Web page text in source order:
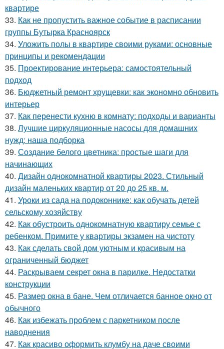
квартире
33. Как не пропустить важное событие в расписании
группы Бутырка Красноярск
34. Уложить полы в квартире своими руками: основные
принципы и рекомендации
35. Проектирование интерьера: самостоятельный
подход
36. Бюджетный ремонт хрущевки: как экономно обновить
интерьер
37. Как перенести кухню в комнату: подходы и варианты
38. Лучшие циркуляционные насосы для домашних
нужд: наша подборка
39. Создание белого цветника: простые шаги для
начинающих
40. Дизайн однокомнатной квартиры 2023. Стильный
дизайн маленьких квартир от 20 до 25 кв. м.
41. Уроки из сада на подоконнике: как обучать детей
сельскому хозяйству
42. Как обустроить однокомнатную квартиру семье с
ребенком. Примите у квартиры экзамен на чистоту
43. Как сделать свой дом уютным и красивым на
ограниченный бюджет
44. Раскрываем секрет окна в парилке. Недостатки
конструкции
45. Размер окна в бане. Чем отличается банное окно от
обычного
46. Как избежать проблем с паркетником после
наводнения
47. Как красиво оформить клумбу на даче своими